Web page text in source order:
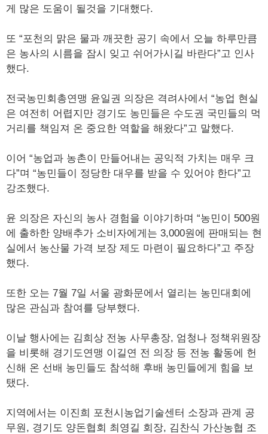
게 많은 도움이 될것을 기대했다.
또 “포천의 맑은 물과 깨끗한 공기 속에서 오늘 하루만큼
은 농사의 시름을 잠시 잊고 쉬어가시길 바란다”고 인사
했다.
전국농민회총연맹 윤일권 의장은 격려사에서 “농업 현실
은 여전히 어렵지만 경기도 농민들은 수도권 국민들의 먹
거리를 책임져 온 중요한 역할을 해왔다”고 말했다.
이어 “농업과 농촌이 만들어내는 공익적 가치는 매우 크
다”며 “농민들이 정당한 대우를 받을 수 있어야 한다”고
강조했다.
윤 의장은 자신의 농사 경험을 이야기하며 “농민이 500원
에 출하한 양배추가 소비자에게는 3,000원에 판매되는 현
실에서 농산물 가격 보장 제도 마련이 필요하다”고 주장
했다.
또한 오는 7월 7일 서울 광화문에서 열리는 농민대회에
많은 관심과 참여를 당부했다.
이날 행사에는 김희상 전농 사무총장, 엄청나 정책위원장
을 비롯해 경기도연맹 이길연 전 의장 등 전농 활동에 헌
신해 온 선배 농민들도 참석해 후배 농민들에게 힘을 보
탰다.
지역에서는 이진희 포천시농업기술센터 소장과 관계 공
무원, 경기도 양돈협회 최영길 회장, 김찬식 가산농협 조